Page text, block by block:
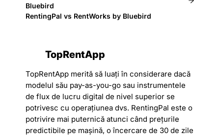
Bluebird
RentingPal vs RentWorks by Bluebird
TopRentApp
TopRentApp merită să luați în considerare dacă
modelul său pay-as-you-go sau instrumentele
de flux de lucru digital de nivel superior se
potrivesc cu operațiunea dvs. RentingPal este o
potrivire mai puternică atunci când prețurile
predictibile pe mașină, o încercare de 30 de zile